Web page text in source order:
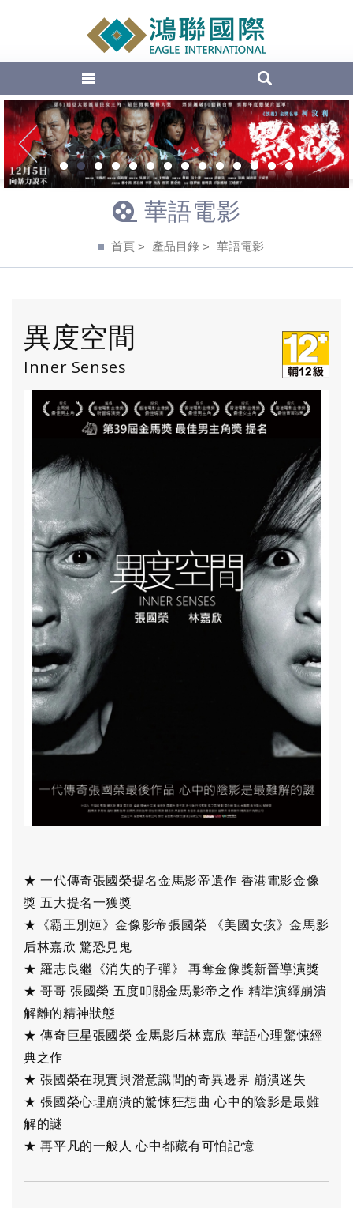
1 2 3 4 5 6 7 8 9 1011121314
華語電影
首頁 產品目錄 華語電影
異度空間
Inner Senses
★ 一代傳奇張國榮提名金馬影帝遺作 香港電影金像
獎 五大提名一獲獎
★《霸王別姬》金像影帝張國榮 《美國女孩》金馬影
后林嘉欣 驚恐見鬼
★ 羅志良繼《消失的子彈》 再奪金像獎新晉導演獎
★ 哥哥 張國榮 五度叩關金馬影帝之作 精準演繹崩潰
解離的精神狀態
★ 傳奇巨星張國榮 金馬影后林嘉欣 華語心理驚悚經
典之作
★ 張國榮在現實與潛意識間的奇異邊界 崩潰迷失
★ 張國榮心理崩潰的驚悚狂想曲 心中的陰影是最難
解的謎
★ 再平凡的一般人 心中都藏有可怕記憶